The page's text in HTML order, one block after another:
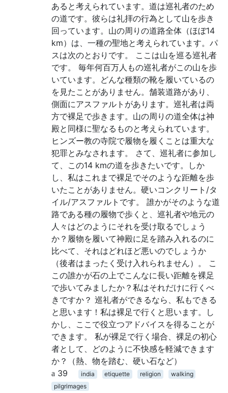
あると考えられています。道は巡礼者のため
の道です。彼らは礼拝の行為として山を歩き
回っています。山の周りの道路全体（ほぼ14
km）は、一種の聖地と考えられています。パ
スは次のとおりです。 ここは山を巡る巡礼者
です。 毎年何百万人もの巡礼者がこの山を歩
いています。どんな種類の靴を履いているの
を見たことがありません。舗装道路があり、
側面にアスファルトがあります。巡礼者は両
方で裸足で歩きます。山の周りの道全体は神
殿と同様に聖なるものと考えられています。
ヒンズー教の寺院で履物を履くことは重大な
犯罪とみなされます。 さて、巡礼者に参加し
て、この14 kmの道を歩きたいです。しか
し、私はこれまで裸足でそのような距離を歩
いたことがありません。硬いコンクリート/タ
イル/アスファルトです。 誰かがそのような道
路である種の履物で歩くと、巡礼者や地元の
人々はどのようにそれを受け取るでしょう
か？履物を履いて神殿に足を踏み入れるのに
比べて、それはどれほど悪いのでしょうか
（後者はまったく受け入れられません）。 こ
この誰かが石の上でこんなに長い距離を裸足
で歩いてみましたか？私はそれだけに行くべ
きですか？ 巡礼者ができるなら、私もできる
と思います！私は裸足で行くと思います。し
かし、ここで役立つアドバイスを得ることが
できます。 私が裸足で行く場合、裸足の初心
者として、どのように不快感を軽減できます
か？（熱、物を踏む、硬い石など）
39
india etiquette religion
walking
pilgrimages